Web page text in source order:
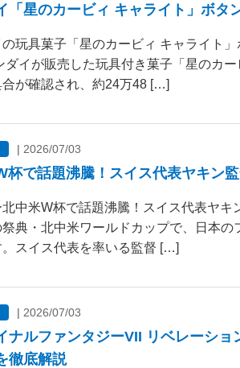
「星のカービィ キャライト」ボタ
玩具菓子「星のカービィ キャライト
ダイが販売した玩具付き菓子「星のカ
が確認され、約24万48 […]
| 2026/07/03
杯で話題沸騰！スイス代表ヤキン
中米W杯で話題沸騰！スイス代表ヤ
祭典・北中米ワールドカップで、日本の
。スイス代表を率いる監督 […]
| 2026/07/03
ナルファンタジーVII リベレーシ
徹底解説